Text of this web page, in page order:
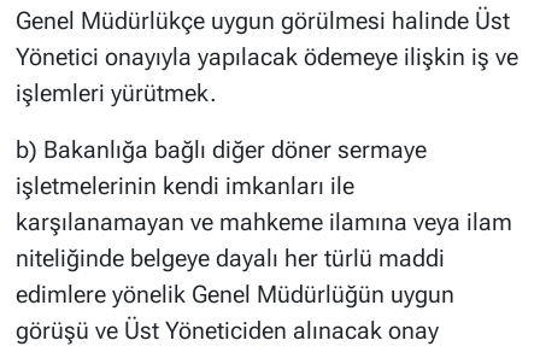
Genel Müdürlükçe uygun görülmesi halinde Üst
Yönetici onayıyla yapılacak ödemeye ilişkin iş ve
işlemleri yürütmek.
b) Bakanlığa bağlı diğer döner sermaye
işletmelerinin kendi imkanları ile
karşılanamayan ve mahkeme ilamına veya ilam
niteliğinde belgeye dayalı her türlü maddi
edimlere yönelik Genel Müdürlüğün uygun
görüşü ve Üst Yöneticiden alınacak onay